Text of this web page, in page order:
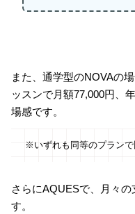
また、通学型のNOVAの
ッスンで月額77,000円、
場感です。
※いずれも同等のプランで
さらにAQUESで、月々
す。